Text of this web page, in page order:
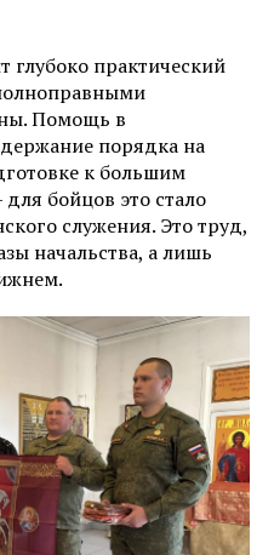
глубоко практический
Помощь в
порядка на
к большим
бойцов это стало
служения. Это труд,
начальства, а лишь